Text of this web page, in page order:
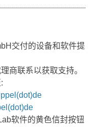
交付的设备和软件提
商联系以获取支持。
软件的黄色信封按钮